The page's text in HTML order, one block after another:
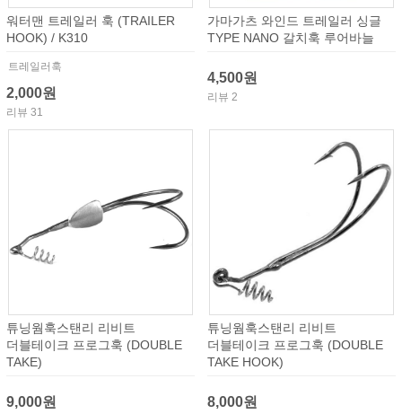
워터맨 트레일러 훅 (TRAILER
HOOK) / K310
트레일러훅
2,000원
리뷰 31
가마가츠 와인드 트레일러 싱글
TYPE NANO 갈치훅 루어바늘
4,500원
리뷰 2
튜닝웜훅스탠리 리비트
더블테이크 프로그훅 (DOUBLE
TAKE)
9,000원
튜닝웜훅스탠리 리비트
더블테이크 프로그훅 (DOUBLE
TAKE HOOK)
8,000원